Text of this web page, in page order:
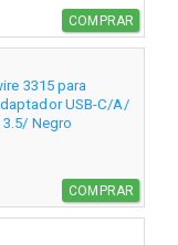
COMPRAR
3315 para
USB-C/A/
Negro
COMPRAR